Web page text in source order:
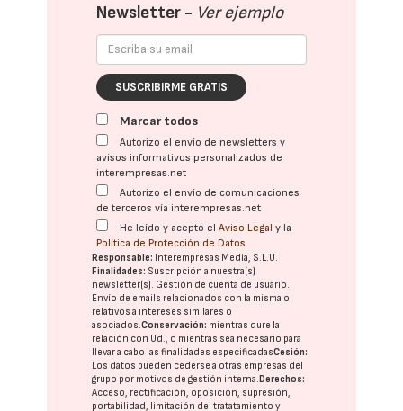
Newsletter - Ver ejemplo
SUSCRIBIRME GRATIS
Marcar todos
Autorizo el envío de newsletters y
avisos informativos personalizados de
interempresas.net
Autorizo el envío de comunicaciones
de terceros vía interempresas.net
He leído y acepto elAviso Legal y la
Política de Protección de Datos
Responsable: Interempresas Media, S.L.U.
Finalidades: Suscripción a nuestra(s)
newsletter(s). Gestión de cuenta de usuario.
Envío de emails relacionados con la misma o
relativos a intereses similares o
asociados.Conservación: mientras dure la
relación con Ud., o mientras sea necesario para
llevar a cabo las finalidades especificadasCesión:
Los datos pueden cederse a otras empresas del
grupo por motivos de gestión interna.Derechos:
Acceso, rectificación, oposición, supresión,
portabilidad, limitación del tratatamiento y